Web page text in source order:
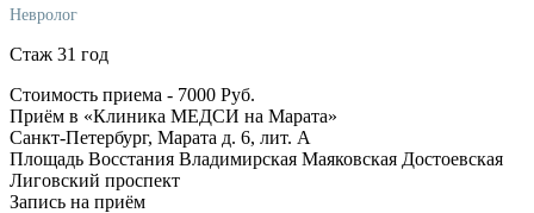
Невролог
Стаж 31 год
Стоимость приема - 7000 Руб.
Приём в «Клиника МЕДСИ на Марата»
Санкт-Петербург, Марата д. 6, лит. А
Площадь Восстания Владимирская Маяковская Достоевская
Лиговский проспект
Запись на приём